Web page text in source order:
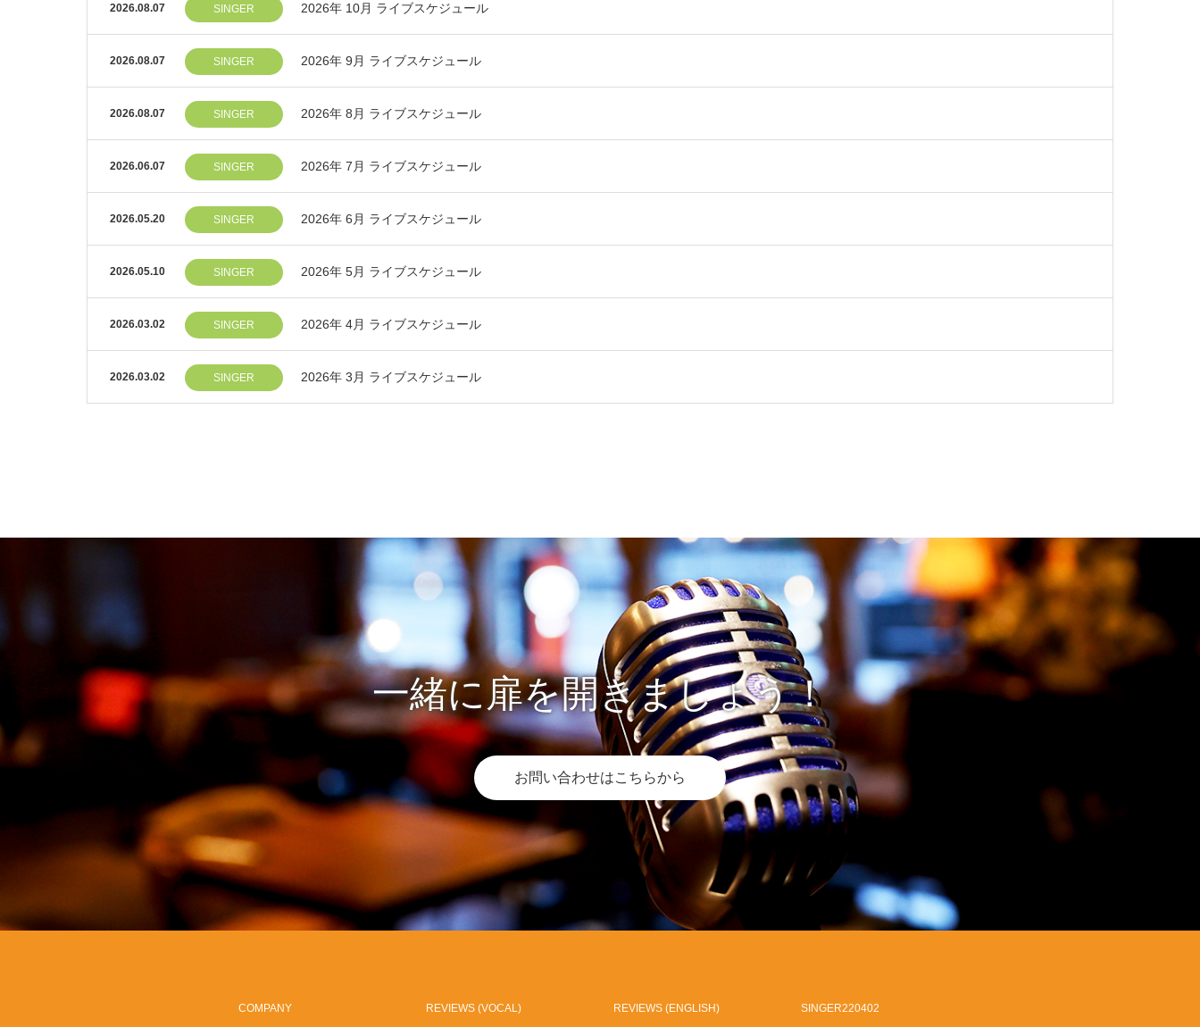
2026.08.07 SINGER 2026年 10月 ライブスケジュール
2026.08.07 SINGER 2026年 9月 ライブスケジュール
2026.08.07 SINGER 2026年 8月 ライブスケジュール
2026.06.07 SINGER 2026年 7月 ライブスケジュール
2026.05.20 SINGER 2026年 6月 ライブスケジュール
2026.05.10 SINGER 2026年 5月 ライブスケジュール
2026.03.02 SINGER 2026年 4月 ライブスケジュール
2026.03.02 SINGER 2026年 3月 ライブスケジュール
一緒に扉を開きましょう！
お問い合わせはこちらから
COMPANY REVIEWS (VOCAL) REVIEWS (ENGLISH) SINGER220402